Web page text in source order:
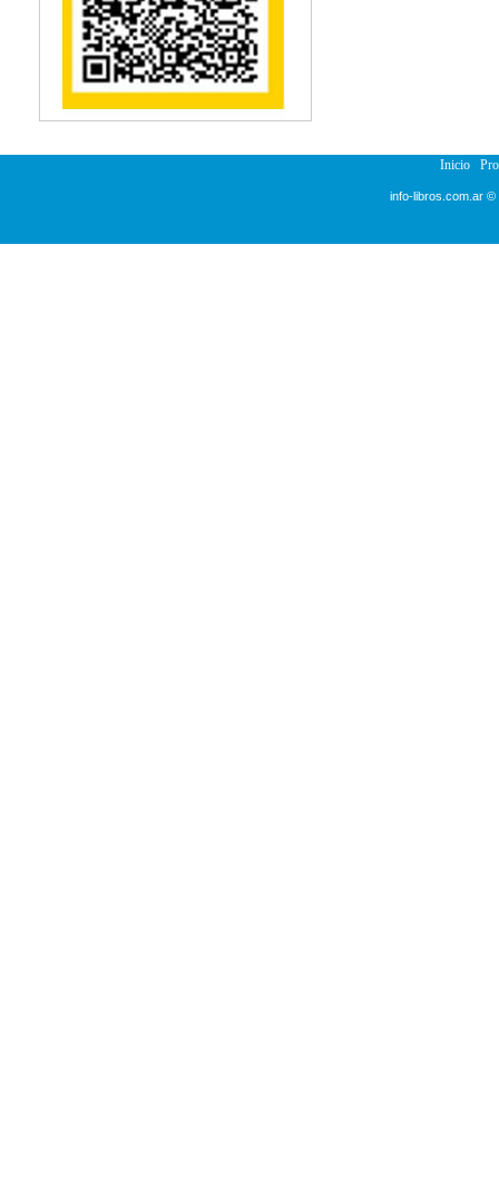
Reumatología
Salud Pública
Sección Medicina
Semiología
Terapia Ocupacional
Veterinaria
Inicio
info-libros.com.ar